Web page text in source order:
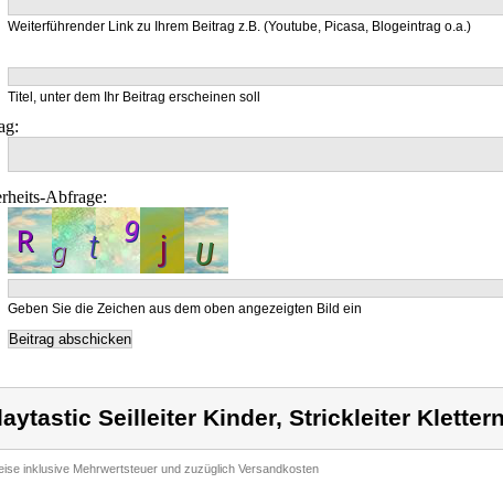
Weiterführender Link zu Ihrem Beitrag z.B. (Youtube, Picasa, Blogeintrag o.a.)
Titel, unter dem Ihr Beitrag erscheinen soll
Abfrage:
Geben Sie die Zeichen aus dem oben angezeigten Bild ein
Seilleiter Kinder, Strickleiter
inklusive Mehrwertsteuer und zuzüglich Versandkosten